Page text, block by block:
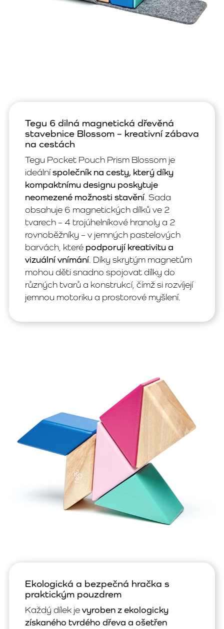
Tegu 6 dilná magnetická dřevěná
stavebnice Blossom – kreativní zábava
na cestách
Tegu Pocket Pouch Prism Blossom je
ideálníspolečník na cesty, který díky
kompaktnímu designu poskytuje
neomezené možnosti stavění. Sada
obsahuje 6 magnetických dílků ve 2
tvarech – 4 trojúhelníkové hranoly a 2
rovnoběžníky – v jemných pastelových
barvách, které podporují kreativitu a
vizuální vnímání. Díky skrytým magnetům
mohou děti snadno spojovat dílky do
různých tvarů a konstrukcí, čímž si rozvíjejí
jemnou motoriku a prostorové myšlení.
Ekologická a bezpečná hračka s
praktickým pouzdrem
Každý dílek jevyroben z ekologicky
získaného tvrdého dřeva a ošetřen